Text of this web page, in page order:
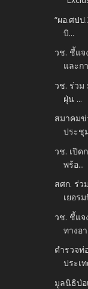
“ผอ.ศป
บิ...
วช. ชี้แจ
และก
วช. ร่วม
ฝุ่น ...
สมาคมข่
ประชุ
วช. เปิด
พร้อ...
สศก. ร่ว
เยอรม
วช. ชี้แจ
ทางอ
ตำรวจท่
ประเ
มูลนิธิป่อ